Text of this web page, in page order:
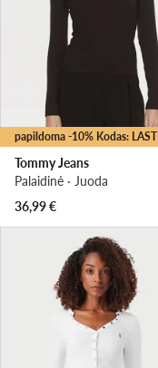
papildoma -10% Kodas: LAST
Tommy Jeans
Palaidinė · Juoda
36,99€